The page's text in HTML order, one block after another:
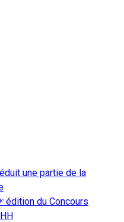
une partie de la
édition du Concours